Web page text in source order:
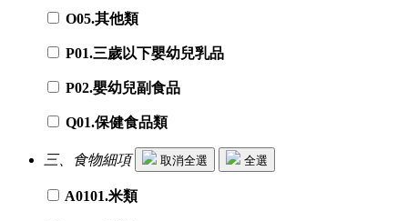
O05.其他類
P01.三歲以下嬰幼兒乳品
P02.嬰幼兒副食品
Q01.保健食品類
三、食物細項 取消全選 全選
A0101.米類